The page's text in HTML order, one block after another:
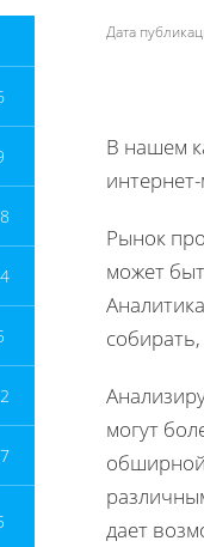
Дата
В нашем
Рынок
может
могут
обширной
дает